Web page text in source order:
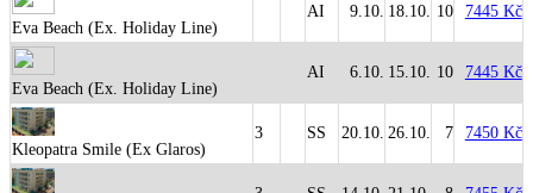
Eva Beach (Ex. Holiday Line)
AI 9.10. 18.10. 10 7445 Kč
Eva Beach (Ex. Holiday Line)
AI 6.10. 15.10. 10 7445 Kč
Kleopatra Smile (Ex Glaros)
3 SS 20.10. 26.10. 7 7450 Kč